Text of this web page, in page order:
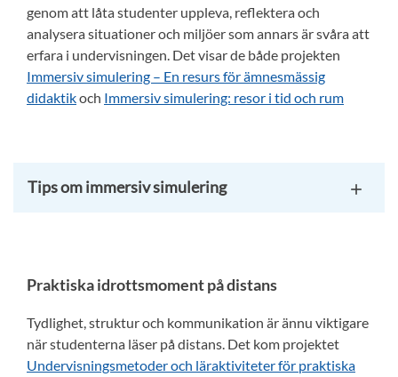
genom att låta studenter uppleva, reflektera och
analysera situationer och miljöer som annars är svåra att
erfara i undervisningen. Det visar de både projekten
Immersiv simulering – En resurs för ämnesmässig
didaktikoch Immersiv simulering: resor i tid och rum
Tips om immersiv simulering
Praktiska idrottsmoment på distans
Tydlighet, struktur och kommunikation är ännu viktigare
när studenterna läser på distans. Det kom projektet
Undervisningsmetoder och läraktiviteter för praktiska